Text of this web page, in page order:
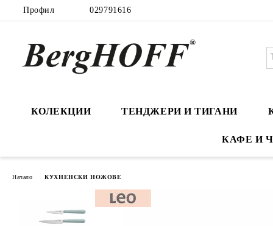
Профил 029791616
КОЛЕКЦИИ ТЕНДЖЕРИ И ТИГАНИ
КАФЕ И
Начало КУХНЕНСКИ НОЖОВЕ